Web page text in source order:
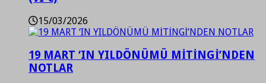
15/03/2026
19 MART ‘IN YILDÖNÜMÜ MİTİNGİ’NDEN
NOTLAR